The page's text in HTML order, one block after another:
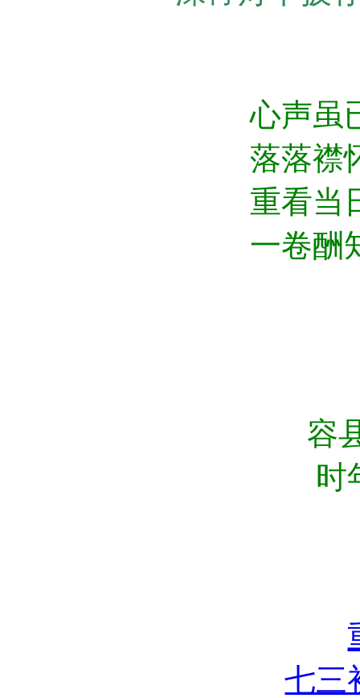
心声虽
落落襟
重看当
一卷酬
容县周孔德
时
七三